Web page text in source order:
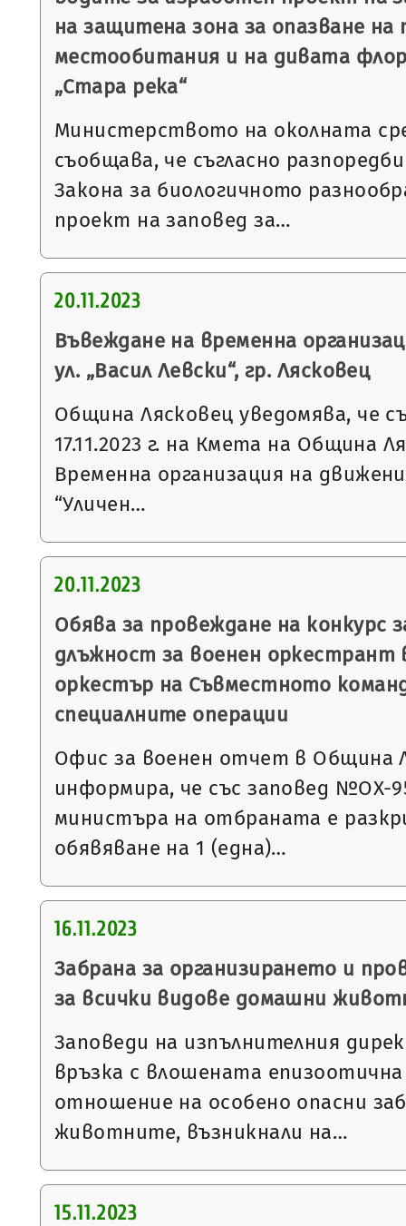
на защитена зона за опазване
местообитания и на дивата
„Стара река“
Министерството на околната
съобщава, че съгласно
Закона за биологичното
проект на заповед за…
20.11.2023
Въвеждане на временна
ул. „Васил Левски“, гр. Лясковец
Община Лясковец уведомява, че
17.11.2023 г. на Кмета на Община
Временна организация на
“Уличен…
20.11.2023
Обява за провеждане на конкурс
длъжност за военен оркестрант
оркестър на Съвместното
специалните операции
Офис за военен отчет в Община
информира, че със заповед №ОХ-
министъра на отбраната е
обявяване на 1 (една)…
16.11.2023
Забрана за организирането и
за всички видове домашни
Заповеди на изпълнителния
връзка с влошената
отношение на особено опасни
животните, възникнали на…
15.11.2023